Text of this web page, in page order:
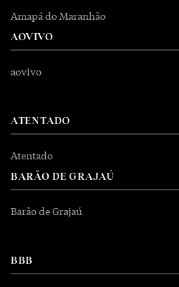
Amapá do Maranhão
AOVIVO
aovivo
ATENTADO
Atentado
BARÃO DE GRAJAÚ
Barão de Grajaú
BBB